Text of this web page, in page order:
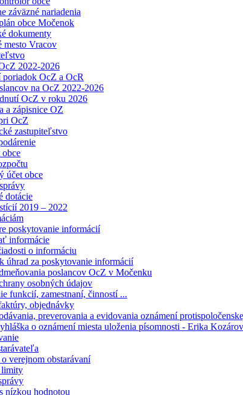
záväzné nariadenia
obce Močenok
dokumenty
mesto Vracov
2022-2026
poriadok OcZ a OcR
na OcZ 2022-2026
OcZ v roku 2026
a zápisnice OZ
OcZ
zastupiteľstvo
obce
účet obce
dotácie
2019 – 2022
poskytovanie informácií
informácie
o informáciu
úhrad za poskytovanie informácií
poslancov OcZ v Močenku
osobných údajov
funkcií, zamestnaní, činností ...
objednávky
preverovania a evidovania oznámení
o oznámení miesta uloženia písomnosti - Erika
o verejnom obstarávaní
limity
nízkou hodnotou